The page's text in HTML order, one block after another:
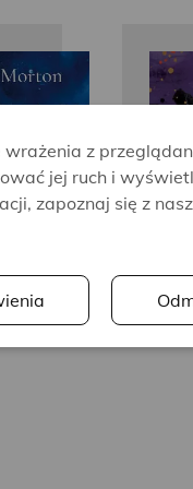
z
jej ruch i
zapoznaj się z